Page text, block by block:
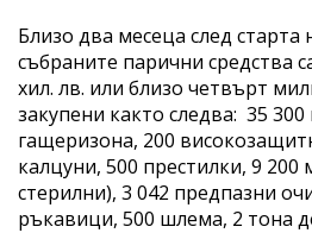
Близо два месеца след старта
събраните парични средства
хил. лв. или близо четвърт
закупени както следва: 35 300
гащеризона, 200
калцуни, 500 престилки, 9 200
стерилни), 3 042 предпазни
ръкавици, 500 шлема, 2 тона